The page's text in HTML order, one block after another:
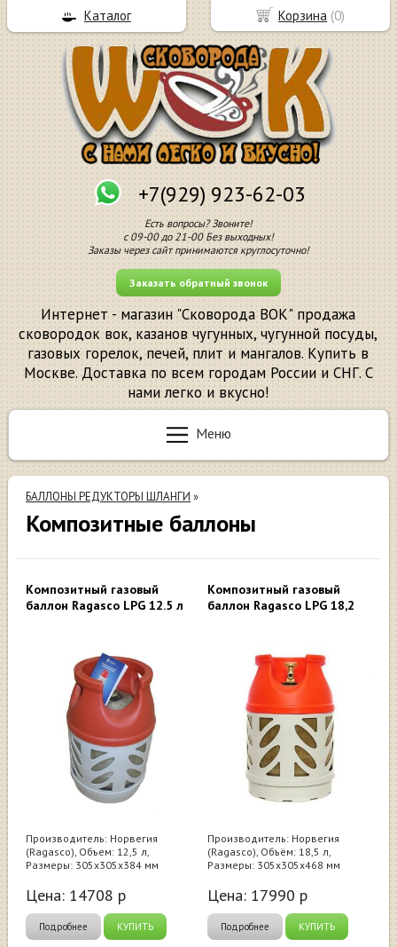
+7(929) 923-62-03
Есть вопросы? Звоните!
с 09-00 до 21-00 Без выходных!
Заказы через сайт принимаются круглосуточно!
Заказать обратный звонок
Интернет - магазин "Сковорода ВОК" продажа
сковородок вок, казанов чугунных, чугунной посуды,
газовых горелок, печей, плит и мангалов. Купить в
Москве. Доставка по всем городам России и СНГ. С
нами легко и вкусно!
Меню
БАЛЛОНЫ РЕДУКТОРЫ ШЛАНГИ »
Композитные баллоны
Композитный газовый
баллон Ragasco LPG 12.5 л
Производитель: Норвегия
(Ragasco), Объем: 12,5 л,
Размеры: 305х305х384 мм
Цена: 14708 р
Подробнее КУПИТЬ
Композитный газовый
баллон Ragasco LPG 18,2
Производитель: Норвегия
(Ragasco), Объём: 18,5 л,
Размеры: 305х305х468 мм
Цена: 17990 р
Подробнее КУПИТЬ
Корзина (0)
Каталог